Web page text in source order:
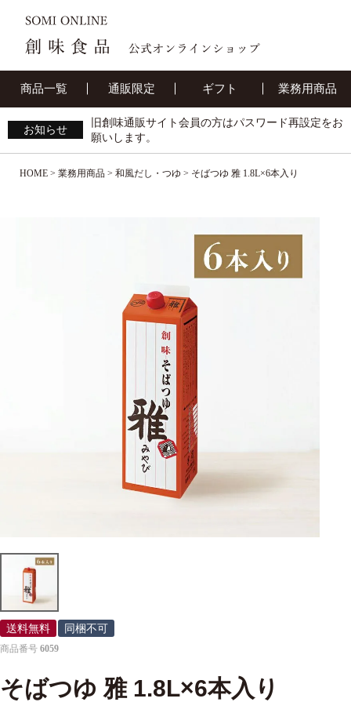
商品一覧 通販限定 ギフト 業務用商品
お知らせ
旧創味通販サイト会員の方はパスワード再設定をお
願いします。
HOME 業務用商品 和風だし・つゆ そばつゆ 雅 1.8L×6本入り
送料無料 同梱不可
商品番号 6059
そばつゆ 雅 1.8L×6本入り